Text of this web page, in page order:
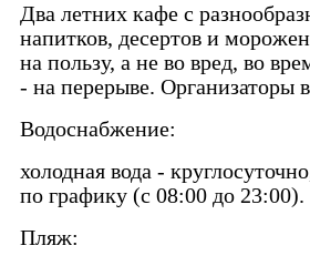
Два летних кафе с
напитков, десертов и
на пользу, а не во вред, во
- на перерыве. Организаторы
Водоснабжение:
холодная вода -
по графику (с 08:00 до 23:00).
Пляж: